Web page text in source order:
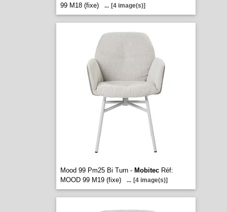
99 M18 (fixe)
... [4 image(s)]
Mood 99 Pm25 Bi Turn - MobitecRéf:
MOOD 99 M19 (fixe)
... [4 image(s)]